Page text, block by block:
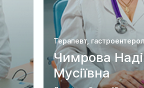
Терапевт,
Чимрова
Мусіївна